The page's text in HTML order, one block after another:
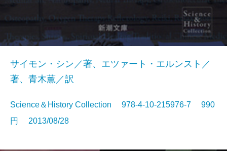
サイモン・シン／著、エツァート・エルンスト／
著、青木薫／訳
Science＆History Collection 978-4-10-215976-7 990
円 2013/08/28